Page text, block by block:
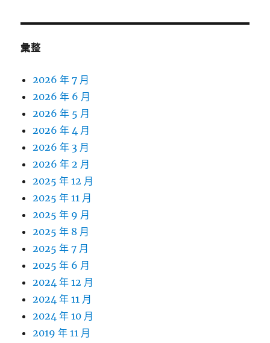
彙整
2026 年 7 月
2026 年 6 月
2026 年 5 月
2026 年 4 月
2026 年 3 月
2026 年 2 月
2025 年 12 月
2025 年 11 月
2025 年 9 月
2025 年 8 月
2025 年 7 月
2025 年 6 月
2024 年 12 月
2024 年 11 月
2024 年 10 月
2019 年 11 月